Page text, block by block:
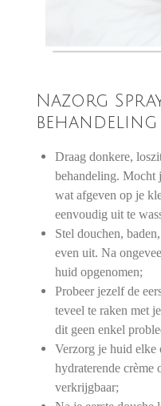
Nazorg
behandeling
Draag donkere,
behandeling. Mocht
wat afgeven op je
eenvoudig uit te
Stel douchen,
even uit. Na
huid opgenomen;
Probeer jezelf de
teveel te raken met
dit geen enkel
Verzorg je huid elke
hydraterende
verkrijgbaar;